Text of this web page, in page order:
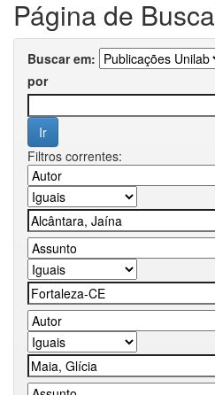
Página de Busca
Buscar em:
por
Filtros correntes: